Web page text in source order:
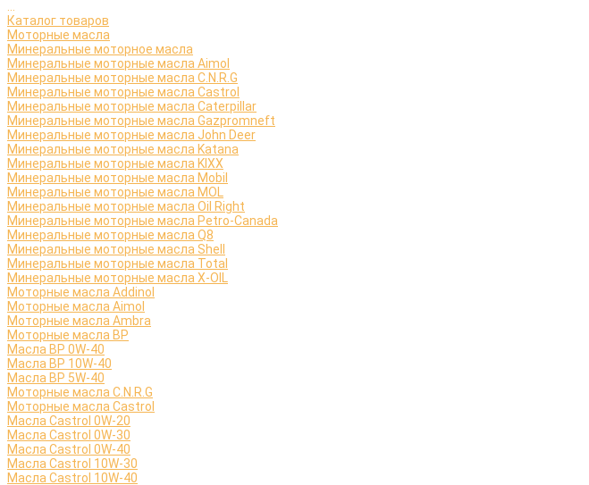
Каталог товаров
Моторные масла
Минеральные моторное масла
Минеральные моторные масла Aimol
Минеральные моторные масла C.N.R.G
Минеральные моторные масла Castrol
Минеральные моторные масла Caterpillar
Минеральные моторные масла Gazpromneft
Минеральные моторные масла John Deer
Минеральные моторные масла Katana
Минеральные моторные масла KIXX
Минеральные моторные масла Mobil
Минеральные моторные масла MOL
Минеральные моторные масла Oil Right
Минеральные моторные масла Petro-Canada
Минеральные моторные масла Q8
Минеральные моторные масла Shell
Минеральные моторные масла Total
Минеральные моторные масла X-OIL
Моторные масла Addinol
Моторные масла Aimol
Моторные масла Ambra
Моторные масла BP
Масла BP 0W-40
Масла BP 10W-40
Масла BP 5W-40
Моторные масла C.N.R.G
Моторные масла Castrol
Масла Castrol 0W-20
Масла Castrol 0W-30
Масла Castrol 0W-40
Масла Castrol 10W-30
Масла Castrol 10W-40